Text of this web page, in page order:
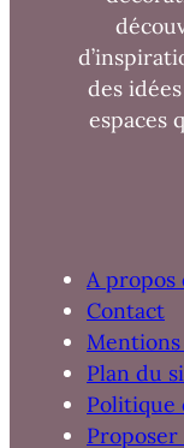
des
espaces
A propos
Contact
Plan du
Politique